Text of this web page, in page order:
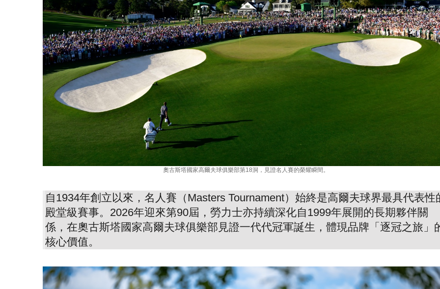
奧古斯塔國家高爾夫球俱樂部第18洞，見證名人賽的榮耀瞬間。
自1934年創立以來，名人賽（Masters Tournament）始終是高爾夫球界最具代表性
殿堂級賽事。2026年迎來第90屆，勞力士亦持續深化自1999年展開的長期夥伴關
係，在奧古斯塔國家高爾夫球俱樂部見證一代代冠軍誕生，體現品牌「逐冠之旅」
核心價值。